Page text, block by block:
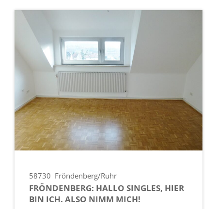
58730 Fröndenberg/Ruhr
FRÖNDENBERG: HALLO SINGLES, HIER
BIN ICH. ALSO NIMM MICH!